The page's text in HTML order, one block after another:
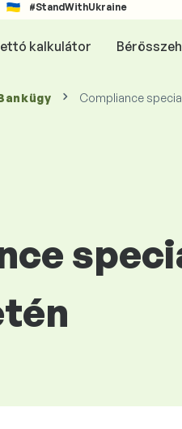
#StandWithUkraine
kalkulátor
Compliance